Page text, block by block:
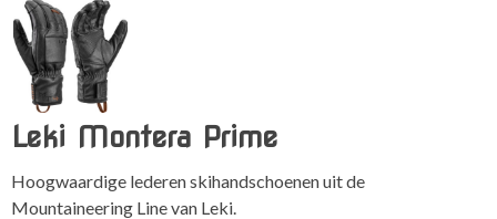
Leki Montera Prime
Hoogwaardige lederen skihandschoenen uit de
Mountaineering Line van Leki.